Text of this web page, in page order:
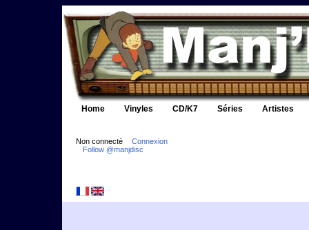
Home Vinyles CD/K7 Séries Artistes
Non connecté
Connexion
Follow @manjdisc